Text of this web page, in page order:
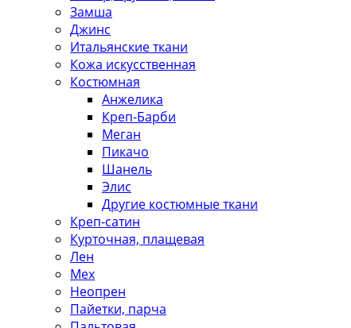
Замша
Джинс
Итальянские ткани
Кожа искусственная
Костюмная
Анжелика
Креп-Барби
Меган
Пикачо
Шанель
Элис
Другие костюмные ткани
Креп-сатин
Курточная, плащевая
Лен
Мех
Неопрен
Пайетки, парча